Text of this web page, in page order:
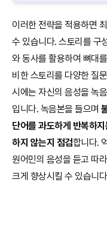
이러한 전략을 적용하면
수 있습니다. 스토리를 구
와 동사를 활용하여 뼈대
비한 스토리를 다양한 질
시에는 자신의 음성을 녹
입니다. 녹음본을 들으며
단어를 과도하게 반복하
하지 않는지 점검합니다.
원어민의 음성을 듣고 따
크게 향상시킬 수 있습니